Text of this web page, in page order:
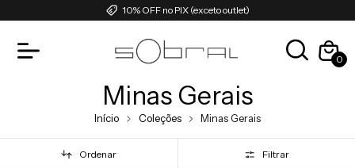
10% OFF no PIX (exceto outlet)
0
Minas Gerais
Início Coleções Minas Gerais
Ordenar Filtrar